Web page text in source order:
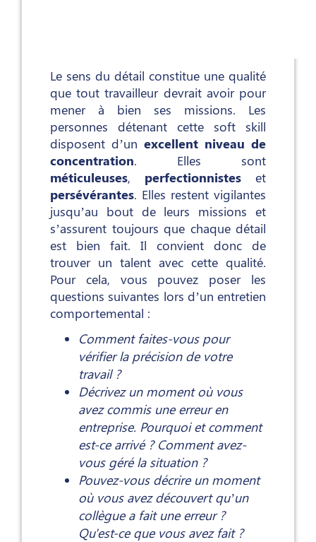
Le sens du détail constitue une qualité
que tout travailleur devrait avoir pour
mener à bien ses missions. Les
personnes détenant cette soft skill
disposent d’un excellent niveau de
concentration. Elles sont
méticuleuses, perfectionnistes et
persévérantes. Elles restent vigilantes
jusqu’au bout de leurs missions et
s’assurent toujours que chaque détail
est bien fait. Il convient donc de
trouver un talent avec cette qualité.
Pour cela, vous pouvez poser les
questions suivantes lors d’un entretien
comportemental :
Comment faites-vous pour
vérifier la précision de votre
travail ?
Décrivez un moment où vous
avez commis une erreur en
entreprise. Pourquoi et comment
est-ce arrivé ? Comment avez-
vous géré la situation ?
Pouvez-vous décrire un moment
où vous avez découvert qu’un
collègue a fait une erreur ?
Qu'est-ce que vous avez fait ?